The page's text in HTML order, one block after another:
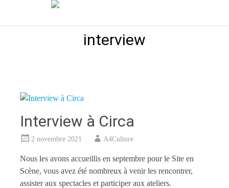
interview
Interview à Circa
2 novembre 2021 A4Culture
Nous les avons accueillis en septembre pour le Site en
Scène, vous avez été nombreux à venir les rencontrer,
assister aux spectacles et participer aux ateliers.